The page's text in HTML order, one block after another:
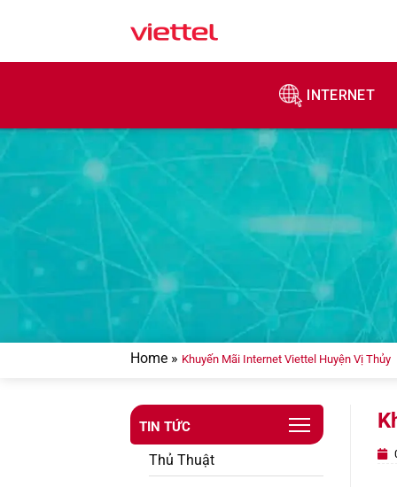
INTERNET
Home » Khuyến Mãi Internet Viettel Huyện Vị Thủy
TIN TỨC
Thủ Thuật